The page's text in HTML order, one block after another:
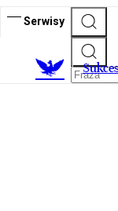
Serwisy
S